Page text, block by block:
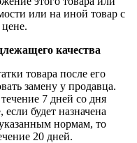
или на иной товар с
качества
товара после его
замену у продавца.
7 дней со дня
будет назначена
указанным нормам, то
20 дней.